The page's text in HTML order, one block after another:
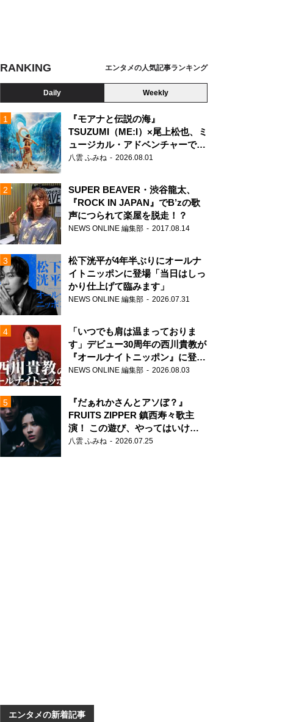
RANKING エンタメの人気記事ランキング
Daily Weekly
『モアナと伝説の海』
TSUZUMI（ME:I）×尾上松也、ミ
ュージカル・アドベンチャーで美
声を響かせる
八雲 ふみね 2026.08.01
SUPER BEAVER・渋谷龍太、
『ROCK IN JAPAN』でB’zの歌
声につられて楽屋を脱走！？
NEWS ONLINE 編集部 2017.08.14
松下洸平が4年半ぶりにオールナ
イトニッポンに登場「当日はしっ
かり仕上げて臨みます」
NEWS ONLINE 編集部 2026.07.31
「いつでも肩は温まっておりま
す」デビュー30周年の西川貴教が
『オールナイトニッポン』に登
場！
NEWS ONLINE 編集部 2026.08.03
『だぁれかさんとアソぼ？』
FRUITS ZIPPER 鎮西寿々歌主
演！ この遊び、やってはいけま
せん。
八雲 ふみね 2026.07.25
エンタメの新着記事